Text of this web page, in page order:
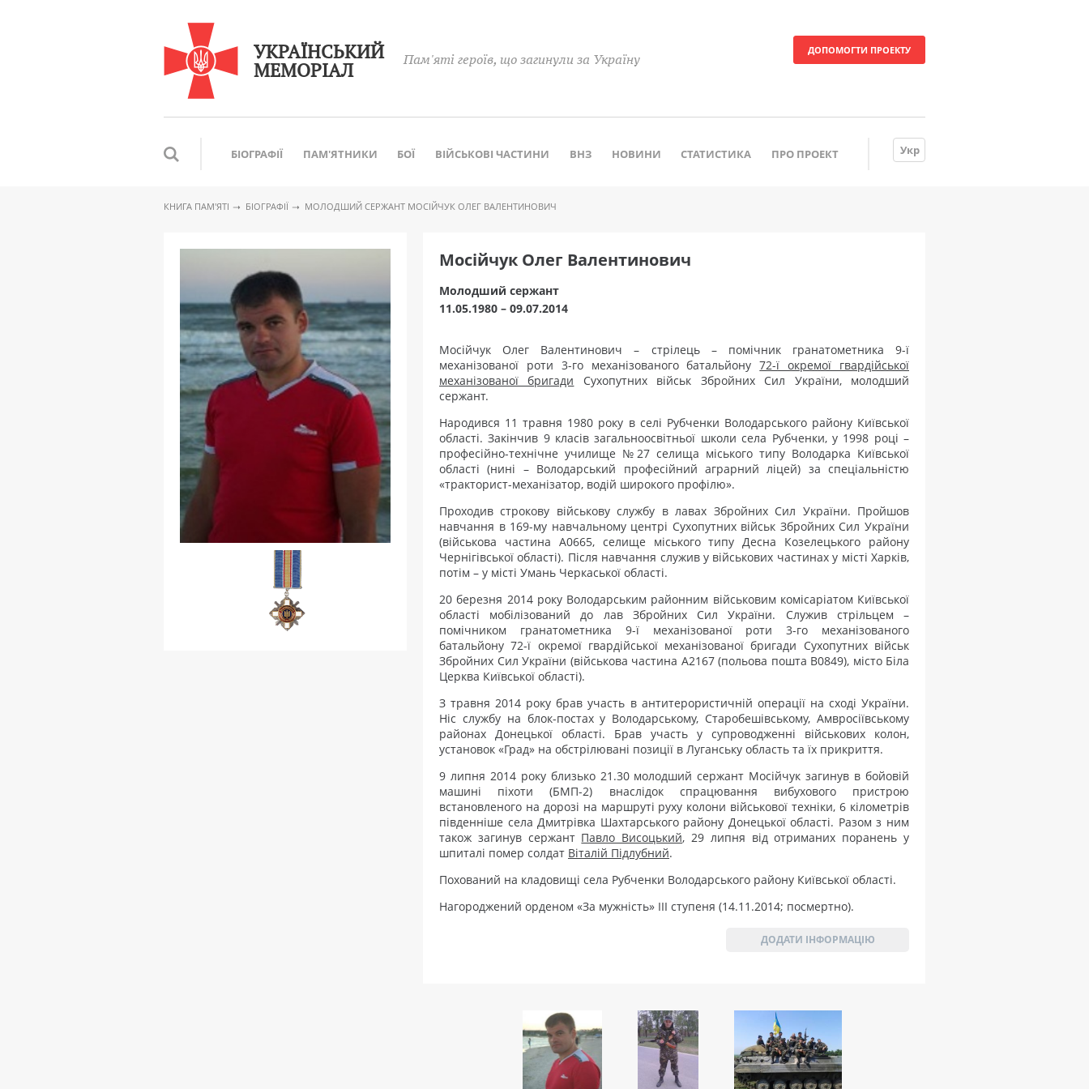
УКРАЇНСЬКИЙ
МЕМОРІАЛ Пам'яті героїв, що загинули за Україну
ДОПОМОГТИ ПРОЕКТУ
БІОГРАФІЇ ПАМ'ЯТНИКИ БОЇ ВІЙСЬКОВІ ЧАСТИНИ ВНЗ НОВИНИ СТАТИСТИКА ПРО ПРОЕКТ Укр
КНИГА ПАМ′ЯТІ БІОГРАФІЇ МОЛОДШИЙ СЕРЖАНТ МОСІЙЧУК ОЛЕГ ВАЛЕНТИНОВИЧ
Мосійчук Олег Валентинович
Молодший сержант
11.05.1980 – 09.07.2014
Мосійчук Олег Валентинович – стрілець – помічник гранатометника 9-ї
механізованої роти 3-го механізованого батальйону72-ї окремої гвардійської
механізованої бригади Сухопутних військ Збройних Сил України, молодший
сержант.
Народився 11 травня 1980 року в селі Рубченки Володарського району Київської
області. Закінчив 9 класів загальноосвітньої школи села Рубченки, у 1998 році –
професійно-технічне училище №27 селища міського типу Володарка Київської
області (нині – Володарський професійний аграрний ліцей) за спеціальністю
«тракторист-механізатор, водій широкого профілю».
Проходив строкову військову службу в лавах Збройних Сил України. Пройшов
навчання в 169-му навчальному центрі Сухопутних військ Збройних Сил України
(військова частина А0665, селище міського типу Десна Козелецького району
Чернігівської області). Після навчання служив у військових частинах у місті Харків,
потім – у місті Умань Черкаської області.
20 березня 2014 року Володарським районним військовим комісаріатом Київської
області мобілізований до лав Збройних Сил України. Служив стрільцем –
помічником гранатометника 9-ї механізованої роти 3-го механізованого
батальйону 72-ї окремої гвардійської механізованої бригади Сухопутних військ
Збройних Сил України (військова частина А2167 (польова пошта В0849), місто Біла
Церква Київської області).
З травня 2014 року брав участь в антитерористичній операції на сході України.
Ніс службу на блок-постах у Володарському, Старобешівському, Амвросіївському
районах Донецької області. Брав участь у супроводженні військових колон,
установок «Град» на обстрілювані позиції в Луганську область та їх прикриття.
9 липня 2014 року близько 21.30 молодший сержант Мосійчук загинув в бойовій
машині піхоти (БМП-2) внаслідок спрацювання вибухового пристрою
встановленого на дорозі на маршруті руху колони військової техніки, 6 кілометрів
південніше села Дмитрівка Шахтарського району Донецької області. Разом з ним
також загинув сержант Павло Висоцький, 29 липня від отриманих поранень у
шпиталі помер солдат Віталій Підлубний.
Похований на кладовищі села Рубченки Володарського району Київської області.
Нагороджений орденом «За мужність» III ступеня (14.11.2014; посмертно).
ДОДАТИ ІНФОРМАЦІЮ